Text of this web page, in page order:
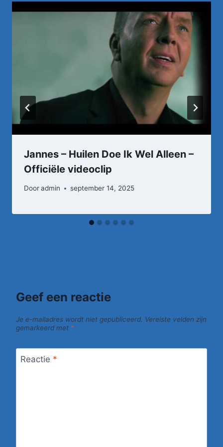
Jannes – Huilen Doe Ik Wel Alleen –
Officiële videoclip
Dooradmin september 14, 2025
Geef een reactie
Je e-mailadres wordt niet gepubliceerd. Vereiste velden zijn
gemarkeerd met *
Reactie *